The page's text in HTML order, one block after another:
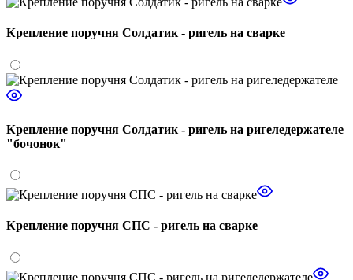
Крепление поручня Солдатик - ригель на сварке
Крепление поручня Солдатик - ригель на ригеледержателе
"бочонок"
Крепление поручня СПС - ригель на сварке